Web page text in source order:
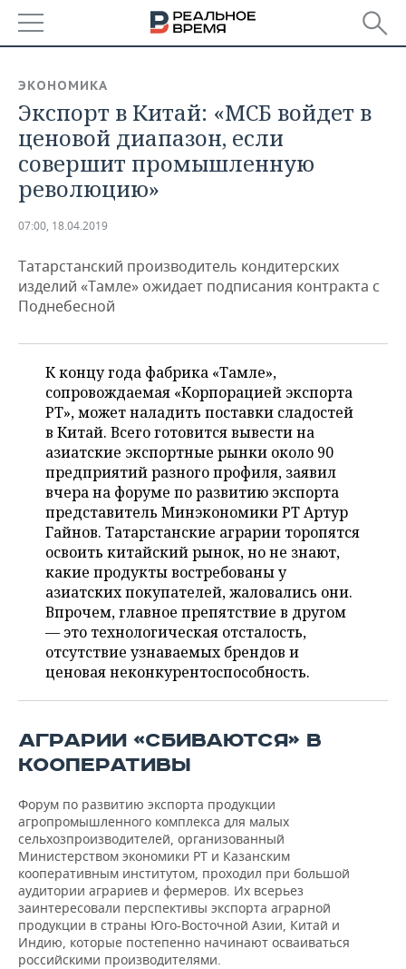
БАШКОРТОСТАН
ТАТАРСТАН
УДМУРТИЯ
НОВОСТИ
АНАЛИТИКА
НОВОСТИ АНАЛИТИКИ
ДЕКЛАРАЦИИ О ДОХОДАХ
КОРОЛИ ГОСЗАКАЗА ПФО
ВУЗЫ ТАТАРСТАНА
ТОРГОВЫЕ ЦЕНТРЫ
ТАТАРСТАНА
ЭКОНОМИКА
НОВОСТИ ЭКОНОМИКИ
ФИНАНСЫ
БАНКИ
ИНВЕСТИЦИИ
ПРОМЫШЛЕННОСТЬ
НОВОСТИ
ПРОМЫШЛЕННОСТИ
МАШИНОСТРОЕНИЕ
НЕФТЕХИМИЯ
НЕФТЬ
ОПК
ЭНЕРГЕТИКА
НЕДВИЖИМОСТЬ
НОВОСТИ НЕДВИЖИМОСТИ
АВТО
НОВОСТИ БИЗНЕСА
РОЗНИЧНАЯ ТОРГОВЛЯ
ТРАНСПОРТ
УСЛУГИ
ТЕХНОЛОГИИ
НОВОСТИ ТЕХНОЛОГИЙ
МЕДИА
ТЕЛЕКОММУНИКАЦИИ
МЕРОПРИЯТИЯ
НОВОСТИ МЕРОПРИЯТИЙ
ВЫЕЗДНАЯ РЕДАКЦИЯ
БИЗНЕС-БРАНЧИ
ONLINE-КОНФЕРЕНЦИИ
ОТКРЫТАЯ ЛЕКЦИЯ
СПОРТ
НОВОСТИ СПОРТА
ФУТБОЛ
ХОККЕЙ
БАСКЕТБОЛ
КИБЕРСПОРТ
ФИГУРНОЕ КАТАНИЕ
ВОДНЫЕ ВИДЫ СПОРТА
ХОККЕЙ С МЯЧОМ
ОБЩЕСТВО
НОВОСТИ ОБЩЕСТВА
ВЛАСТЬ
ИНФРАСТРУКТУРА
КУЛЬТУРА
МЕДИЦИНА
ОБРАЗОВАНИЕ
ПРОИСШЕСТВИЯ
ФОТОГАЛЕРЕЯ
СЮЖЕТЫ
СПРАВОЧНИК
СПИСОК КОМПАНИЙ
ЭКОНОМИКА
Экспорт в Китай: «МСБ войдет в
ценовой диапазон, если
совершит промышленную
революцию»
07:00, 18.04.2019
Татарстанский производитель кондитерских
изделий «Тамле» ожидает подписания контракта с
Поднебесной
К концу года фабрика «Тамле»,
сопровождаемая «Корпорацией экспорта
РТ», может наладить поставки сладостей
в Китай. Всего готовится вывести на
азиатские экспортные рынки около 90
предприятий разного профиля, заявил
вчера на форуме по развитию экспорта
представитель Минэкономики РТ Артур
Гайнов. Татарстанские аграрии торопятся
освоить китайский рынок, но не знают,
какие продукты востребованы у
азиатских покупателей, жаловались они.
Впрочем, главное препятствие в другом
— это технологическая отсталость,
отсутствие узнаваемых брендов и
ценовая неконкурентоспособность.
АГРАРИИ «СБИВАЮТСЯ» В
КООПЕРАТИВЫ
Форум по развитию экспорта продукции
агропромышленного комплекса для малых
сельхозпроизводителей, организованный
Министерством экономики РТ и Казанским
кооперативным институтом, проходил при большой
аудитории аграриев и фермеров. Их всерьез
заинтересовали перспективы экспорта аграрной
продукции в страны Юго-Восточной Азии, Китай и
Индию, которые постепенно начинают осваиваться
российскими производителями.